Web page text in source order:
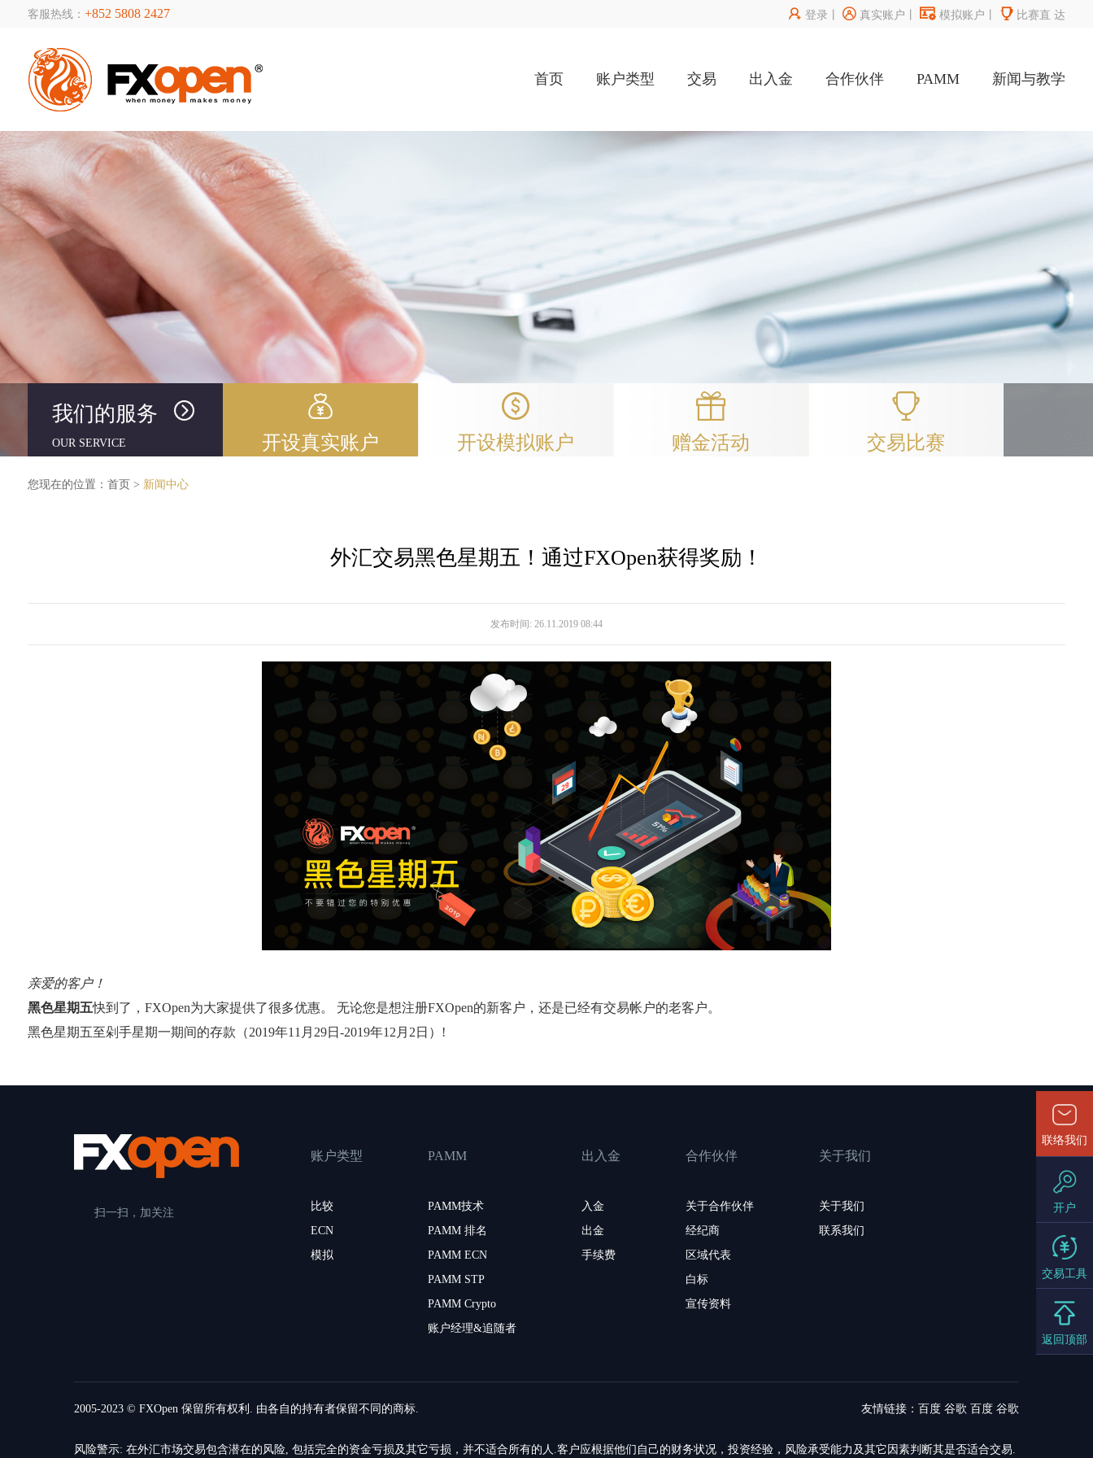
客服热线： +852 5808 2427  登录 丨 真实账户  模拟账户  比赛直 达
首页 账户类型 交易 出入金 合作伙伴 PAMM 新闻与教学
我们的服务
OUR SERVICE 开设真实账户 开设模拟账户 赠金活动 交易比赛
您现在的位置： 首页 > 新闻中心
外汇交易黑色星期五！通过FXOpen获得奖励！
发布时间: 26.11.2019 08:44
亲爱的客户！
黑色星期五快到了，FXOpen为大家提供了很多优惠。 无论您是想注册FXOpen的新客户，还是已经有交易帐户的老客户。
黑色星期五至剁手星期一期间的存款（2019年11月29日-2019年12月2日）!
扫一扫，加关注
账户类型
比较
ECN
模拟
PAMM
PAMM技术
PAMM 排名
PAMM ECN
PAMM STP
PAMM Crypto
账户经理&追随者
出入金
入金
出金
手续费
合作伙伴
关于合作伙伴
经纪商
区域代表
白标
宣传资料
关于我们
关于我们
联系我们
2005-2023 © FXOpen 保留所有权利. 由各自的持有者保留不同的商标. 友情链接：百度 谷歌 百度 谷歌
风险警示: 在外汇市场交易包含潜在的风险, 包括完全的资金亏损及其它亏损，并不适合所有的人.客户应根据他们自己的财务状况，投资经验，风险承受能力及其它因素判断其是否适合交易.
联络我们
开户
交易工具
返回顶部